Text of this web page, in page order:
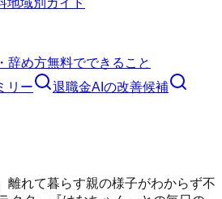
地域別ガイド
辞め方無料でできること
リー 退職金AI の改善候補
離れて暮らす親の様子がわからず不